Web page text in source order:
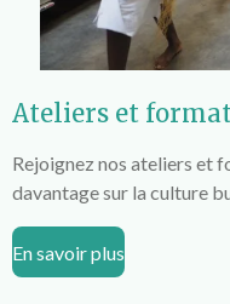
Ateliers et
Rejoignez nos ateliers et
davantage sur la culture
En savoir plus